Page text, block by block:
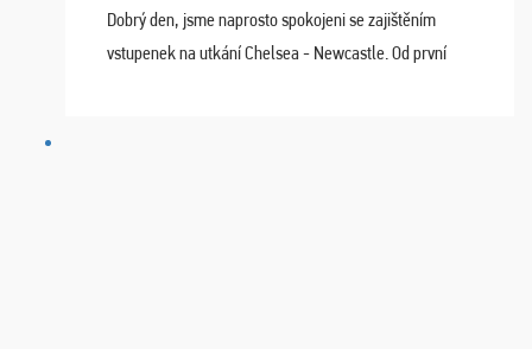
Dobrý den, jsme naprosto spokojeni se zajištěním
vstupenek na utkání Chelsea - Newcastle. Od první